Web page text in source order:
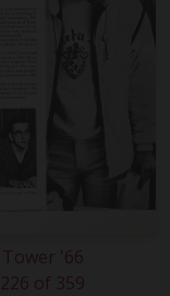
Tower '66
226 of 359